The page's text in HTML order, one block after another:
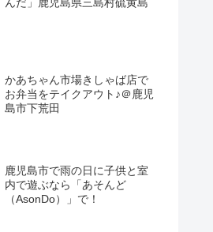
かあちゃん市場きしゃば店で
お弁当をテイクアウト♪＠鹿児
島市下荒田
鹿児島市で雨の日に子供と室
内で遊ぶなら「あそんど
（AsonDo）」で！